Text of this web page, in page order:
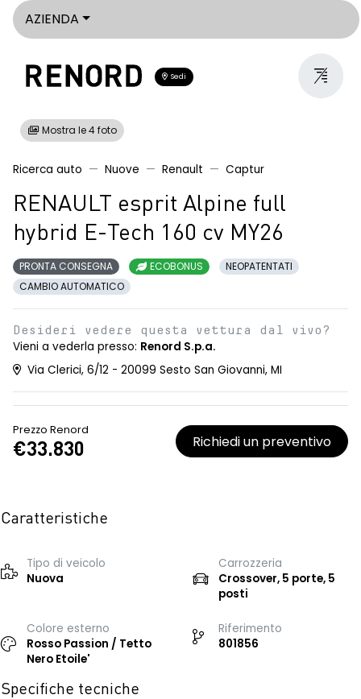
AZIENDA
Sedi
Mostra le 4 foto
Ricerca auto Nuove Renault Captur
RENAULT esprit Alpine full
hybrid E-Tech 160 cv MY26
PRONTA CONSEGNA ECOBONUS
NEOPATENTATI
CAMBIO AUTOMATICO
Desideri vedere questa vettura dal vivo?
Vieni a vederla presso: Renord S.p.a.
Via Clerici, 6/12 - 20099 Sesto San Giovanni, MI
Prezzo Renord
€33.830 Richiedi un preventivo
Caratteristiche
Tipo di veicolo
Nuova
Carrozzeria
Crossover, 5 porte, 5
posti
Colore esterno
Rosso Passion / Tetto
Nero Etoile'
Riferimento
801856
Specifiche tecniche